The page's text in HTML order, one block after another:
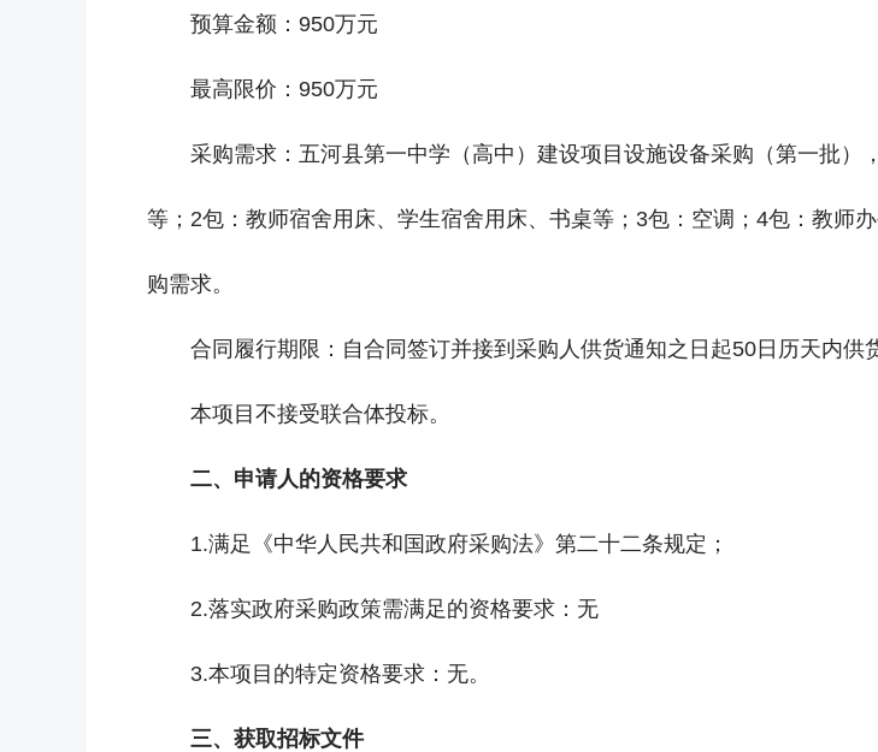
预算金额：950万元
最高限价：950万元
采购需求：五河县第一中学（高中）建设项目设施设备采购（第一批
等；2包：教师宿舍用床、学生宿舍用床、书桌等；3包：空调；4包：教师
购需求。
合同履行期限：自合同签订并接到采购人供货通知之日起50日历天内供
本项目不接受联合体投标。
二、申请人的资格要求
1.满足《中华人民共和国政府采购法》第二十二条规定；
2.落实政府采购政策需满足的资格要求：无
3.本项目的特定资格要求：无。
三、获取招标文件